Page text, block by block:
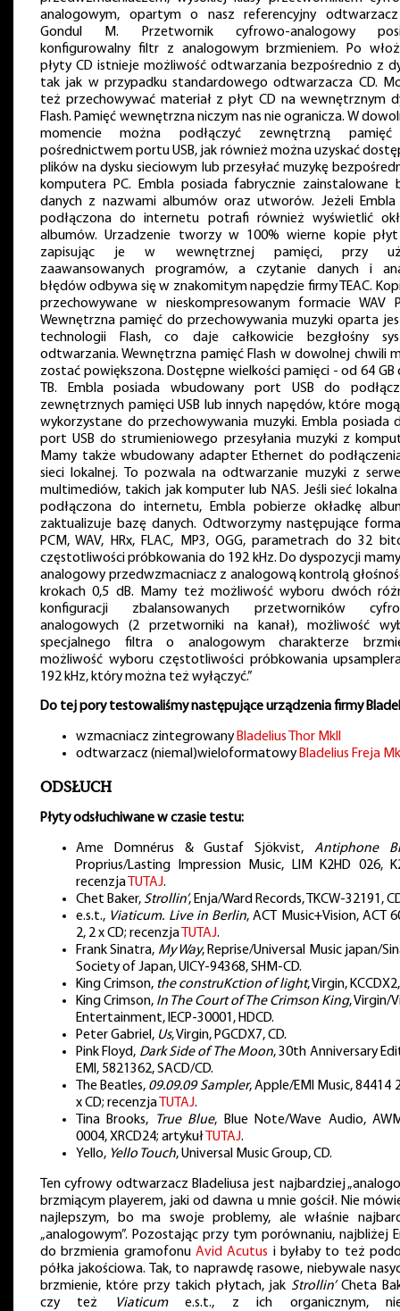
analogowym, opartym o nasz referencyjny
Gondul M. Przetwornik cyfrowo-analogowy
konfigurowalny filtr z analogowym brzmieniem. Po
płyty CD istnieje możliwość odtwarzania bezpośrednio z
tak jak w przypadku standardowego odtwarzacza CD.
też przechowywać materiał z płyt CD na wewnętrznym
Flash. Pamięć wewnętrzna niczym nas nie ogranicza. W
momencie można podłączyć zewnętrzną
pośrednictwem portu USB, jak również można uzyskać
plików na dysku sieciowym lub przesyłać muzykę
komputera PC. Embla posiada fabrycznie zainstalowane
danych z nazwami albumów oraz utworów. Jeżeli
podłączona do internetu potrafi również wyświetlić
albumów. Urzadzenie tworzy w 100% wierne kopie płyt
zapisując je w wewnętrznej pamięci, przy
zaawansowanych programów, a czytanie danych i
błędów odbywa się w znakomitym napędzie firmy TEAC.
przechowywane w nieskompresowanym formacie WAV
Wewnętrzna pamięć do przechowywania muzyki oparta
technologii Flash, co daje całkowicie bezgłośny
odtwarzania. Wewnętrzna pamięć Flash w dowolnej chwili
zostać powiększona. Dostępne wielkości pamięci - od 64 GB
TB. Embla posiada wbudowany port USB do
zewnętrznych pamięci USB lub innych napędów, które
wykorzystane do przechowywania muzyki. Embla posiada
port USB do strumieniowego przesyłania muzyki z
Mamy także wbudowany adapter Ethernet do
sieci lokalnej. To pozwala na odtwarzanie muzyki z
multimediów, takich jak komputer lub NAS. Jeśli sieć
podłączona do internetu, Embla pobierze okładkę
zaktualizuje bazę danych. Odtworzymy następujące
PCM, WAV, HRx, FLAC, MP3, OGG, parametrach do 32
częstotliwości próbkowania do 192 kHz. Do dyspozycji
analogowy przedwzmacniacz z analogową kontrolą
krokach 0,5 dB. Mamy też możliwość wyboru dwóch
konfiguracji zbalansowanych przetworników
analogowych (2 przetworniki na kanał), możliwość
specjalnego filtra o analogowym charakterze
możliwość wyboru częstotliwości próbkowania
192 kHz, który można też wyłączyć.”
Do tej pory testowaliśmy następujące urządzenia firmy
wzmacniacz zintegrowany Bladelius Thor MkII
odtwarzacz (niemal)wieloformatowy Bladelius Freja
ODSŁUCH
Płyty odsłuchiwane w czasie testu:
Ame Domnérus & Gustaf Sjökvist,Antiphone
Proprius/Lasting Impression Music, LIM K2HD 026,
recenzja
TUTAJ.
Chet Baker, Strollin’, Enja/Ward Records, TKCW-32191,
e.s.t., Viaticum. Live in Berlin, ACT Music+Vision, ACT
2, 2 x CD; recenzja
TUTAJ.
Frank Sinatra, My Way, Reprise/Universal Music japan/
Society of Japan, UICY-94368, SHM-CD.
King Crimson, the construKction of light, Virgin,
King Crimson, In The Court of The Crimson King, Virgin/
Entertainment, IECP-30001, HDCD.
Peter Gabriel, Us, Virgin, PGCDX7, CD.
Pink Floyd, Dark Side of The Moon, 30th Anniversary
EMI, 5821362, SACD/CD.
The Beatles, 09.09.09 Sampler, Apple/EMI Music, 84414
x CD; recenzja
TUTAJ.
Tina Brooks,
True Blue, Blue Note/Wave Audio,
0004, XRCD24; artykuł
TUTAJ.
Yello, Yello Touch, Universal Music Group, CD.
Ten cyfrowy odtwarzacz Bladeliusa jest najbardziej
brzmiącym playerem, jaki od dawna u mnie gościł. Nie
najlepszym, bo ma swoje problemy, ale właśnie
„analogowym”. Pozostając przy tym porównaniu, najbliżej
do brzmienia gramofonu Avid Acutus i byłaby to też
półka jakościowa. Tak, to naprawdę rasowe, niebywale
brzmienie, które przy takich płytach, jak Strollin’Cheta
czy też
Viaticume.s.t., z ich organicznym,